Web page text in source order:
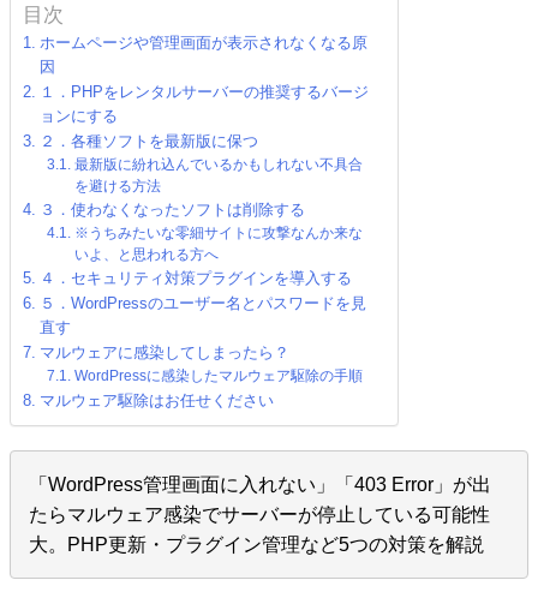
目次
ホームページや管理画面が表示されなくなる原
因
１．PHPをレンタルサーバーの推奨するバージ
ョンにする
２．各種ソフトを最新版に保つ
最新版に紛れ込んでいるかもしれない不具合
を避ける方法
３．使わなくなったソフトは削除する
※うちみたいな零細サイトに攻撃なんか来な
いよ、と思われる方へ
４．セキュリティ対策プラグインを導入する
５．WordPressのユーザー名とパスワードを見
直す
マルウェアに感染してしまったら？
WordPressに感染したマルウェア駆除の手順
マルウェア駆除はお任せください
「WordPress管理画面に入れない」「403 Error」が出
たらマルウェア感染でサーバーが停止している可能性
大。PHP更新・プラグイン管理など5つの対策を解説